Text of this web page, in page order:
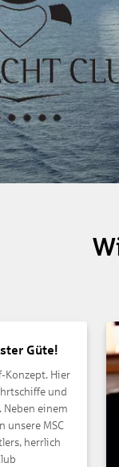
Güte!
Konzept. Hier
und
einem
unsere MSC
herrlich